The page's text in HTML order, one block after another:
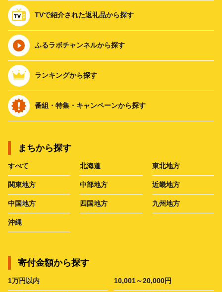
TVで紹介された返礼品から探す
ふるラボチャンネルから探す
ランキングから探す
番組・特集・キャンペーンから探す
まちから探す
すべて 北海道 東北地方
関東地方 中部地方 近畿地方
中国地方 四国地方 九州地方
沖縄
寄付金額から探す
1万円以内 10,001～20,000円